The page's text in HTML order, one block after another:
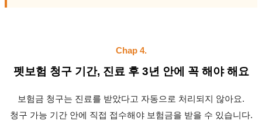
Chap 4.
펫보험 청구 기간, 진료 후 3년 안에 꼭 해야 해요
보험금 청구는 진료를 받았다고 자동으로 처리되지 않아요.
청구 가능 기간 안에 직접 접수해야 보험금을 받을 수 있습니다.